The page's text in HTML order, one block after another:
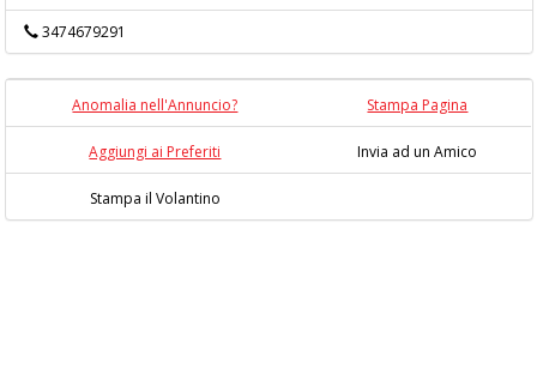
3474679291
Anomalia nell'Annuncio? Stampa Pagina
Aggiungi ai Preferiti Invia ad un Amico
Stampa il Volantino